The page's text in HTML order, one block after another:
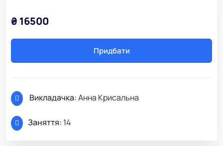
₴ 16500
Придбати
Викладачка:Анна Крисальна
Заняття: 14